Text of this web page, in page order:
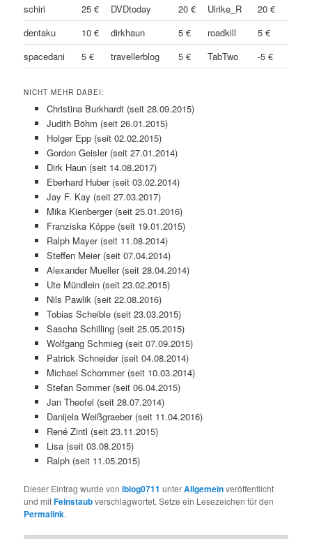
schiri 25 € DVDtoday 20 € Ulrike_R
20 €
dentaku
10 € dirkhaun 5 € roadkill
5 €
spacedani
5 € travellerblog 5 € TabTwo -5 €
NICHT MEHR DABEI:
Christina Burkhardt (seit 28.09.2015)
Judith Böhm (seit 26.01.2015)
Holger Epp (seit 02.02.2015)
Gordon Geisler (seit 27.01.2014)
Dirk Haun (seit 14.08.2017)
Eberhard Huber (seit 03.02.2014)
Jay F. Kay (seit 27.03.2017)
Mika Kienberger (seit 25.01.2016)
Franziska Köppe (seit 19.01.2015)
Ralph Mayer (seit 11.08.2014)
Steffen Meier (seit 07.04.2014)
Alexander Mueller (seit 28.04.2014)
Ute Mündlein (seit 23.02.2015)
Nils Pawlik (seit 22.08.2016)
Tobias Scheible (seit 23.03.2015)
Sascha Schilling (seit 25.05.2015)
Wolfgang Schmieg (seit 07.09.2015)
Patrick Schneider (seit 04.08.2014)
Michael Schommer (seit 10.03.2014)
Stefan Sommer (seit 06.04.2015)
Jan Theofel (seit 28.07.2014)
Danijela Weißgraeber (seit 11.04.2016)
René Zintl (seit 23.11.2015)
Lisa (seit 03.08.2015)
Ralph (seit 11.05.2015)
Dieser Eintrag wurde voniblog0711 unterAllgemeinveröffentlicht
und mitFeinstaubverschlagwortet. Setze ein Lesezeichen für den
Permalink.